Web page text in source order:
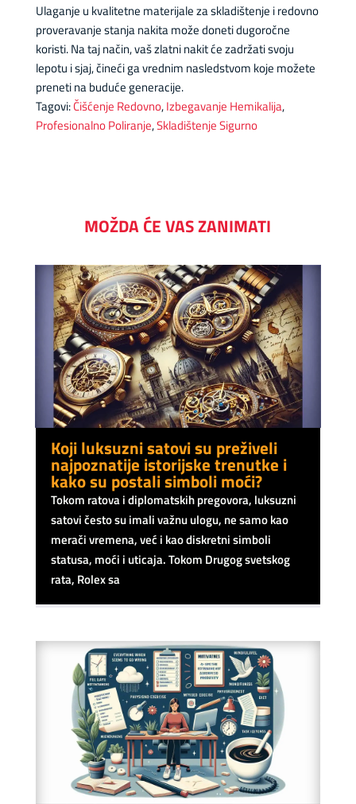
Ulaganje u kvalitetne materijale za skladištenje i redovno
proveravanje stanja nakita može doneti dugoročne
koristi. Na taj način, vaš zlatni nakit će zadržati svoju
lepotu i sjaj, čineći ga vrednim nasledstvom koje možete
preneti na buduće generacije.
Tagovi:Čišćenje Redovno,Izbegavanje Hemikalija,
Profesionalno Poliranje,Skladištenje Sigurno
MOŽDA ĆE VAS ZANIMATI
Koji luksuzni satovi su preživeli
najpoznatije istorijske trenutke i
kako su postali simboli moći?
Tokom ratova i diplomatskih pregovora, luksuzni
satovi često su imali važnu ulogu, ne samo kao
merači vremena, već i kao diskretni simboli
statusa, moći i uticaja. Tokom Drugog svetskog
rata, Rolex sa